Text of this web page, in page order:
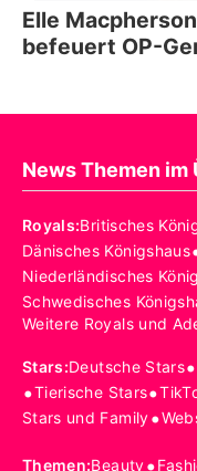
Elle
befeuert OP-
News Themen im
Royals:Britisches
Dänisches Königshaus
Niederländisches
Schwedisches
Weitere Royals und
Stars:Deutsche Stars•
•Tierische Stars•
Stars und Family•
Themen:Beauty